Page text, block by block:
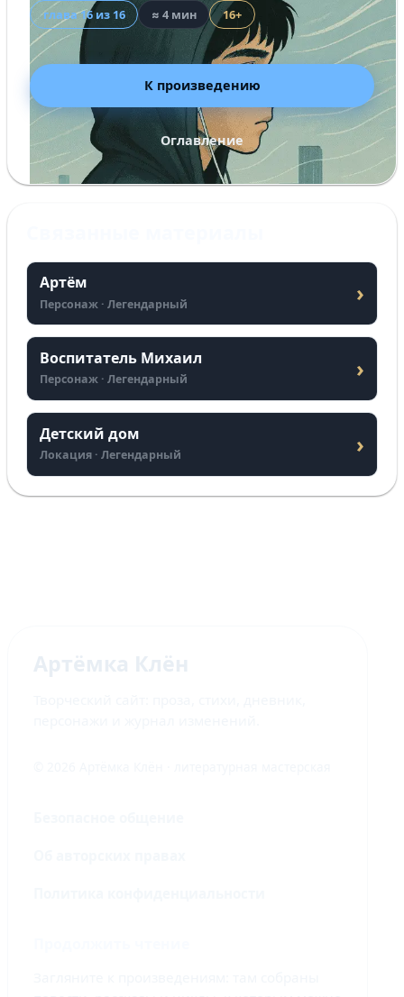
глава 16 из 16 ≈ 4 мин 16+
К произведению
Оглавление
Артём
Персонаж · Легендарный ›
Воспитатель Михаил
Персонаж · Легендарный ›
Детский дом
Локация · Легендарный ›